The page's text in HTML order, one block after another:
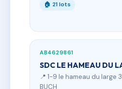
🏠 21 lots
AB4629861
SDC LE HAMEAU DU
📍 1-9 le hameau du large
BUCH